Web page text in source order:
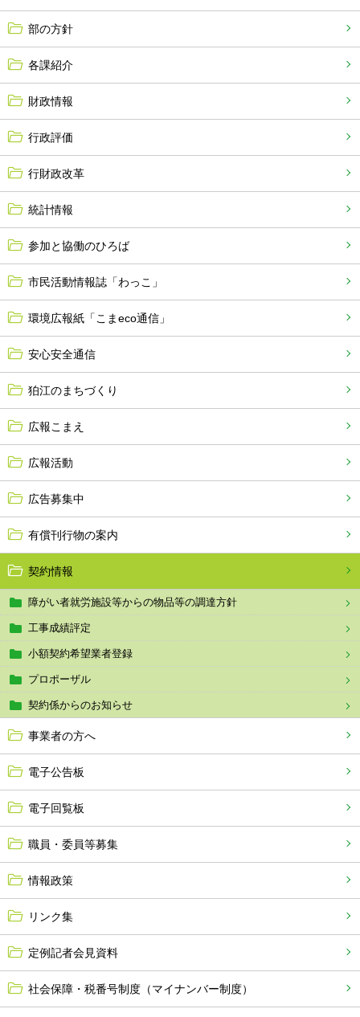
部の方針
各課紹介
財政情報
行政評価
行財政改革
統計情報
参加と協働のひろば
市民活動情報誌「わっこ」
環境広報紙「こまeco通信」
安心安全通信
狛江のまちづくり
広報こまえ
広報活動
広告募集中
有償刊行物の案内
契約情報
障がい者就労施設等からの物品等の調達方針
工事成績評定
小額契約希望業者登録
プロポーザル
契約係からのお知らせ
事業者の方へ
電子公告板
電子回覧板
職員・委員等募集
情報政策
リンク集
定例記者会見資料
社会保障・税番号制度（マイナンバー制度）